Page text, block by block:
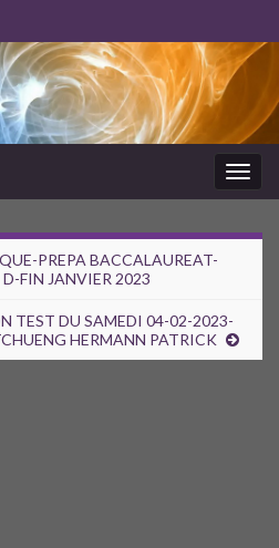
PREPA BACCALAUREAT-
FIN JANVIER 2023
TEST DU SAMEDI 04-02-2023-
HERMANN PATRICK